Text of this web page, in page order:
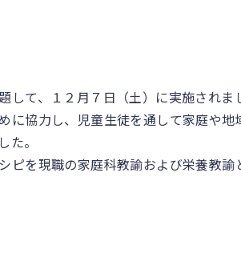
て、１２月７日（土）に実施されま
に協力し、児童生徒を通して家庭や
。
ピを現職の家庭科教諭および栄養教